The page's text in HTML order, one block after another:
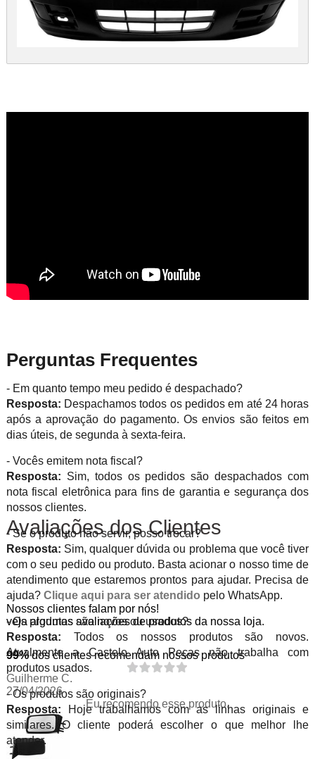
Perguntas Frequentes
- Em quanto tempo meu pedido é despachado?
Resposta: Despachamos todos os pedidos em até 24 horas
após a aprovação do pagamento. Os envios são feitos em
dias úteis, de segunda à sexta-feira.
- Vocês emitem nota fiscal?
Resposta: Sim, todos os pedidos são despachados com
nota fiscal eletrônica para fins de garantia e segurança dos
nossos clientes.
- Se o produto não servir, posso trocar?
Resposta: Sim, qualquer dúvida ou problema que você tiver
com o seu pedido ou produto. Basta acionar o nosso time de
atendimento que estaremos prontos para ajudar. Precisa de
ajuda? Clique aqui para ser atendido pelo WhatsApp.
- Os produtos são novos ou usados?
Resposta: Todos os nossos produtos são novos.
Atualmente a Castelo Auto Peças não trabalha com
produtos usados.
- Os produtos são originais?
Resposta: Hoje trabalhamos com as linhas originais e
similares. O cliente poderá escolher o que melhor lhe
atender.
Avaliações dos Clientes
Nossos clientes falam por nós!
veja algumas avaliações de produtos da nossa loja.
99% dos clientes recomendam nossos produtos
Guilherme C.
27/04/2026
Eu recomendo esse produto.